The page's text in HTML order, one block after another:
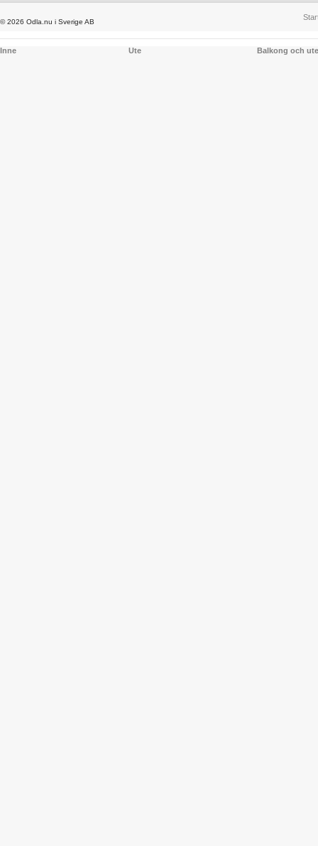
© 2026 Odla.nu i Sverige AB
Inne Ute Balkong och